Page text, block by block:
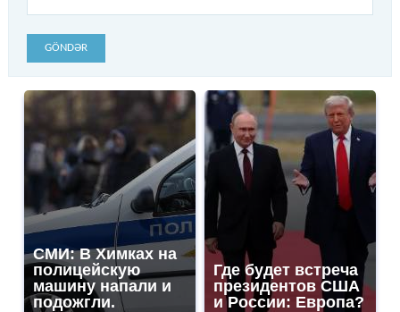
GÖNDƏR
СМИ: В Химках на
полицейскую
машину напали и
подожгли.
Где будет встреча
президентов США
и России: Европа?